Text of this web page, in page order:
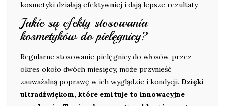
kosmetyki działają efektywniej i dają lepsze rezultaty.
Jakie są efekty stosowania
kosmetyków do pielęgnicy?
Regularne stosowanie pielęgnicy do włosów, przez
okres około dwóch miesięcy, może przynieść
zauważalną poprawę w ich wyglądzie i kondycji. Dzięki
ultradźwiękom, które emituje to innowacyjne